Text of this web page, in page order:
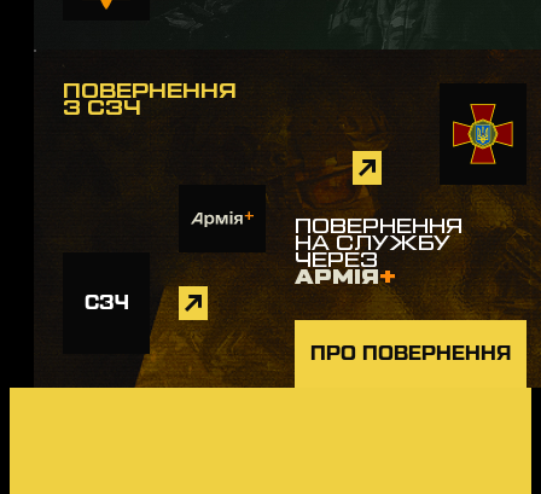
ПОВЕРНЕННЯ
З СЗЧ
ПОВЕРНЕННЯ
НА СЛУЖБУ
ЧЕРЕЗ
АРМІЯ+
СЗЧ
ПРО ПОВЕРНЕННЯ